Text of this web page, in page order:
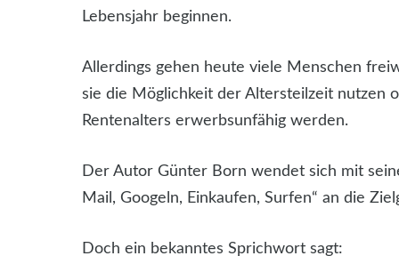
Lebensjahr beginnen.
Allerdings gehen heute viele Menschen
sie die Möglichkeit der Altersteilzeit nutzen
Rentenalters erwerbsunfähig werden.
Der Autor Günter Born wendet sich mit
Mail, Googeln, Einkaufen, Surfen“ an die
Doch ein bekanntes Sprichwort sagt: